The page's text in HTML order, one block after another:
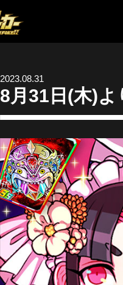
2023.08.31
8月31日(木)よ